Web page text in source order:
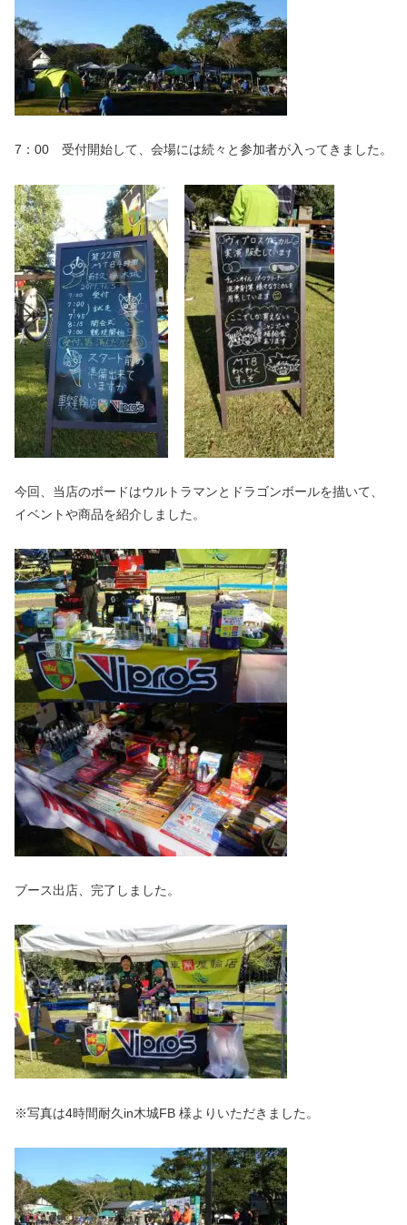
7：00 受付開始して、会場には続々と参加者が入ってきました。
今回、当店のボードはウルトラマンとドラゴンボールを描いて、
イベントや商品を紹介しました。
ブース出店、完了しました。
※写真は4時間耐久in木城FB 様よりいただきました。